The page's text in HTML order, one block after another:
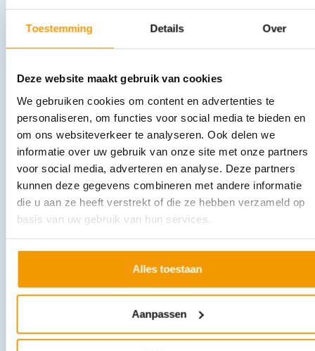
Toestemming Details Over
Deze website maakt gebruik van cookies
We gebruiken cookies om content en advertenties te
personaliseren, om functies voor social media te bieden en
om ons websiteverkeer te analyseren. Ook delen we
informatie over uw gebruik van onze site met onze partners
voor social media, adverteren en analyse. Deze partners
kunnen deze gegevens combineren met andere informatie
die u aan ze heeft verstrekt of die ze hebben verzameld op
basis van uw gebruik van hun services.
Alles toestaan
Aanpassen
34 excl. btw
€4,61 €15,26 incl. btw
4.23 excl. btw
Opties bekijken
Leverbaar